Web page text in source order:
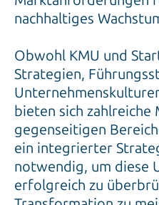
Obwohl KMU und
Strategien,
bieten sich zahlreiche
gegenseitigen
ein integrierter
notwendig, um diese
erfolgreich zu
Transformation zu